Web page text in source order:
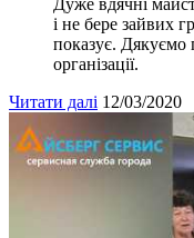
Дуже вдячні
і не бере зайвих
показує. Дякуємо
організації.
Читати далі 12/03/2020